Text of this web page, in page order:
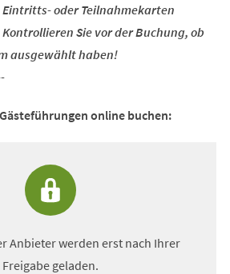
oder Teilnahmekarten
Sie vor der Buchung, ob
ausgewählt haben!
online buchen:
Anbieter werden erst nach Ihrer
Freigabe geladen.